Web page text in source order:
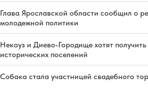
Глава Ярославской области сообщил о
молодежной политики
Некоуз и Диево-Городище хотят получить
исторических поселений
Собака стала участницей свадебного